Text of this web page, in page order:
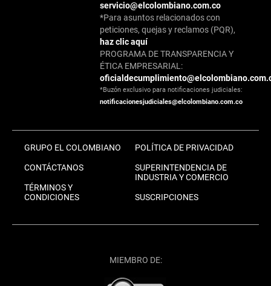
servicio@elcolombiano.com.co
*Para asuntos relacionados con
peticiones, quejas y reclamos (PQR),
haz clic aquí
PROGRAMA DE TRANSPARENCIA Y
ÉTICA EMPRESARIAL:
*Buzón exclusivo para notificaciones judiciales:
notificacionesjudiciales@elcolombiano.com.co
GRUPO EL COLOMBIANO
CONTÁCTANOS
TÉRMINOS Y
CONDICIONES
POLÍTICA DE PRIVACIDAD
SUPERINTENDENCIA DE
INDUSTRIA Y COMERCIO
SUSCRIPCIONES
MIEMBRO DE: